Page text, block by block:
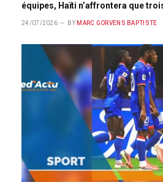
équipes, Haïti n’affrontera que
24/07/2026 BY MARC GORVENS BAPTISTE